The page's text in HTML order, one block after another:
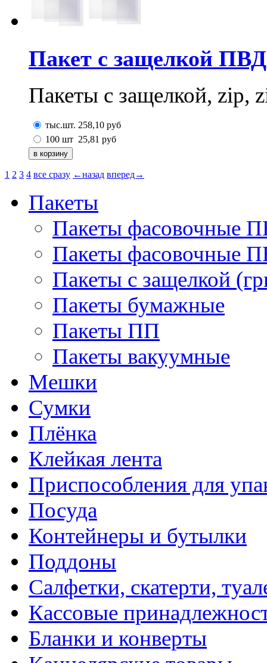
Пакет с защелкой
Пакеты с защелкой, zip,
тыс.шт. 258,10 руб
100 шт 25,81 руб
1 2 3 4 все сразу ←назад вперед→
Пакеты
Пакеты фасовочные
Пакеты фасовочные
Пакеты с защелкой
Пакеты бумажные
Пакеты ПП
Пакеты вакуумные
Мешки
Сумки
Плёнка
Клейкая лента
Приспособления для
Посуда
Контейнеры и бутылки
Поддоны
Салфетки, скатерти,
Кассовые
Бланки и конверты